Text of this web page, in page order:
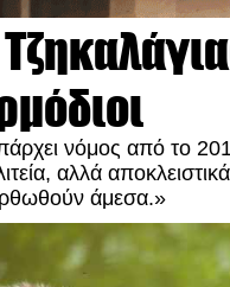
νόμος από το
αλλά
άμεσα.»